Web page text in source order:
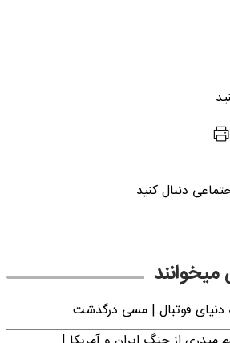
دنبال کنید
دنیای فوتبال | مسی درگذشت